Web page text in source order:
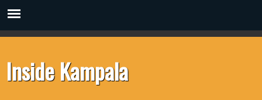
Inside Kampala